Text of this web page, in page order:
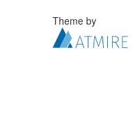
Theme by